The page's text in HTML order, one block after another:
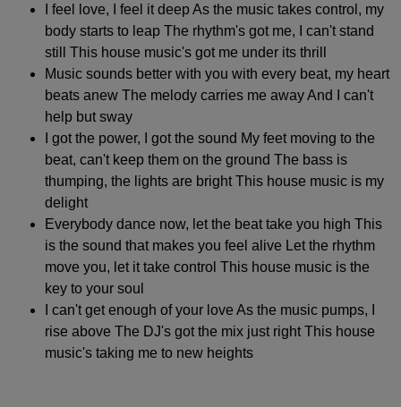
I feel love, I feel it deep As the music takes control, my
body starts to leap The rhythm's got me, I can't stand
still This house music's got me under its thrill
Music sounds better with you with every beat, my heart
beats anew The melody carries me away And I can't
help but sway
I got the power, I got the sound My feet moving to the
beat, can't keep them on the ground The bass is
thumping, the lights are bright This house music is my
delight
Everybody dance now, let the beat take you high This
is the sound that makes you feel alive Let the rhythm
move you, let it take control This house music is the
key to your soul
I can't get enough of your love As the music pumps, I
rise above The DJ's got the mix just right This house
music's taking me to new heights